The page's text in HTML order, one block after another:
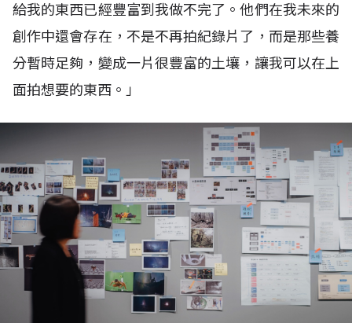
給我的東西已經豐富到我做不完了。他們在我未來的
創作中還會存在，不是不再拍紀錄片了，而是那些養
分暫時足夠，變成一片很豐富的土壤，讓我可以在上
面拍想要的東西。」